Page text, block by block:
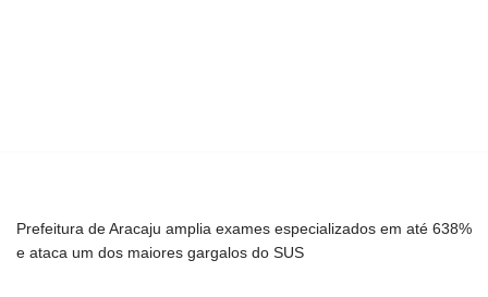
Prefeitura de Aracaju amplia exames especializados em até 638%
e ataca um dos maiores gargalos do SUS